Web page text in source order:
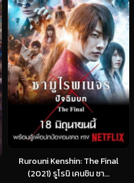
Rurouni Kenshin: The Final
(2021) รูโรนิ เคนชิน ซา...